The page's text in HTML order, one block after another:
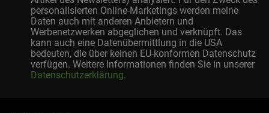
personalisierten Online-Marketings werden meine
Daten auch mit anderen Anbietern und
Werbenetzwerken abgeglichen und verknüpft. Das
kann auch eine Datenübermittlung in die USA
bedeuten, die über keinen EU-konformen Datenschutz
verfügen. Weitere Informationen finden Sie in unserer
Datenschutzerklärung.